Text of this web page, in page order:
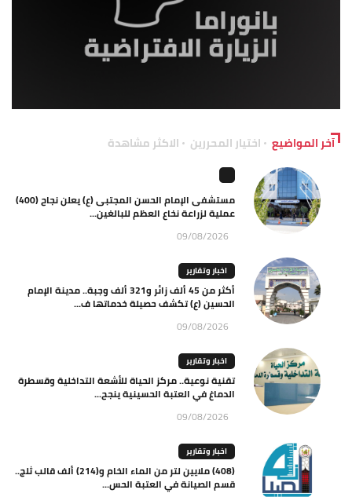
آخر المواضيع اختيار المحررين الاكثر مشاهدة
مستشفى الإمام الحسن المجتبى (ع) يعلن نجاح (400)
عملية لزراعة نخاع العظم للبالغين...
09/08/2026
اخبار وتقارير
أكثر من 45 ألف زائر و321 ألف وجبة.. مدينة الإمام
الحسين (ع) تكشف حصيلة خدماتها ف...
09/08/2026
اخبار وتقارير
تقنية نوعية.. مركز الحياة للأشعة التداخلية وقسطرة
الدماغ في العتبة الحسينية ينجح...
09/08/2026
اخبار وتقارير
(408) ملايين لتر من الماء الخام و(214) ألف قالب ثلج..
قسم الصيانة في العتبة الحس...